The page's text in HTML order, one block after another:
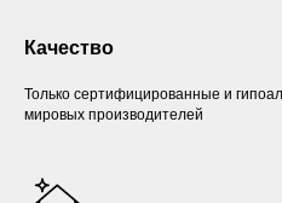
Качество
Только сертифицированные и
мировых производителей